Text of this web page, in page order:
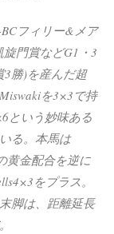
BCフィリー&メア
旋門賞などG1・3
3勝)を産んだ超
を3×3で持
という妙味ある
る。本馬は
黄金配合を逆に
をプラス。
脚は、距離延長